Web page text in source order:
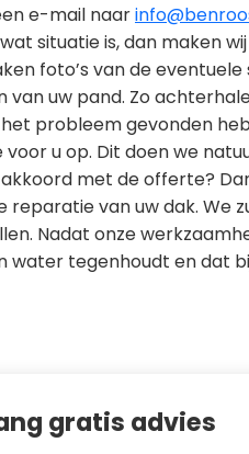
e-mail naar
situatie is, dan maken
foto’s van de
van uw pand. Zo
probleem gevonden
u op. Dit doen we
met de offerte?
reparatie van uw dak. We
Nadat onze
water tegenhoudt en dat
gratis advies